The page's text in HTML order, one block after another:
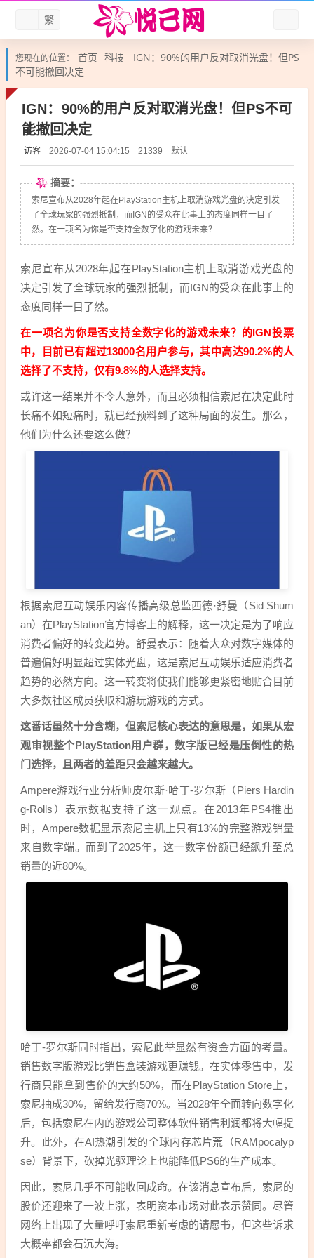
繁
您现在的位置： 首页 科技
IGN：90%的用户反对取消光盘！但PS
不可能撤回决定
IGN：90%的用户反对取消光盘！但PS不可
能撤回决定
访客 2026-07-04 15:04:15 21339 默认
摘要：
索尼宣布从2028年起在PlayStation主机上取消游戏光盘的决定引发
了全球玩家的强烈抵制，而IGN的受众在此事上的态度同样一目了
然。在一项名为你是否支持全数字化的游戏未来？...
索尼宣布从2028年起在PlayStation主机上取消游戏光盘的
决定引发了全球玩家的强烈抵制，而IGN的受众在此事上的
态度同样一目了然。
在一项名为你是否支持全数字化的游戏未来？的IGN投票
中，目前已有超过13000名用户参与，其中高达90.2%的人
选择了不支持，仅有9.8%的人选择支持。
或许这一结果并不令人意外，而且必须相信索尼在决定此时
长痛不如短痛时，就已经预料到了这种局面的发生。那么，
他们为什么还要这么做？
根据索尼互动娱乐内容传播高级总监西德·舒曼（Sid Shum
an）在PlayStation官方博客上的解释，这一决定是为了响应
消费者偏好的转变趋势。舒曼表示：随着大众对数字媒体的
普遍偏好明显超过实体光盘，这是索尼互动娱乐适应消费者
趋势的必然方向。这一转变将使我们能够更紧密地贴合目前
大多数社区成员获取和游玩游戏的方式。
这番话虽然十分含糊，但索尼核心表达的意思是，如果从宏
观审视整个PlayStation用户群，数字版已经是压倒性的热
门选择，且两者的差距只会越来越大。
Ampere游戏行业分析师皮尔斯·哈丁-罗尔斯（Piers Hardin
g-Rolls）表示数据支持了这一观点。在2013年PS4推出
时，Ampere数据显示索尼主机上只有13%的完整游戏销量
来自数字端。而到了2025年，这一数字份额已经飙升至总
销量的近80%。
哈丁-罗尔斯同时指出，索尼此举显然有资金方面的考量。
销售数字版游戏比销售盒装游戏更赚钱。在实体零售中，发
行商只能拿到售价的大约50%，而在PlayStation Store上，
索尼抽成30%，留给发行商70%。当2028年全面转向数字化
后，包括索尼在内的游戏公司整体软件销售利润都将大幅提
升。此外，在AI热潮引发的全球内存芯片荒（RAMpocalyp
se）背景下，砍掉光驱理论上也能降低PS6的生产成本。
因此，索尼几乎不可能收回成命。在该消息宣布后，索尼的
股价还迎来了一波上涨，表明资本市场对此表示赞同。尽管
网络上出现了大量呼吁索尼重新考虑的请愿书，但这些诉求
大概率都会石沉大海。